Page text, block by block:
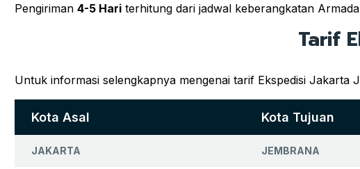
Pengiriman 4-5 Hari terhitung dari jadwal keberangkatan
Tarif
Untuk informasi selengkapnya mengenai tarif Ekspedisi Jakarta
Kota Asal Kota Tujuan
JAKARTA JEMBRANA